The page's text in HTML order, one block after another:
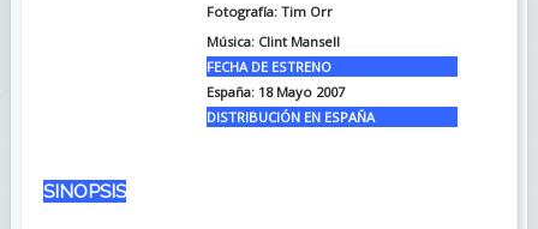
Fotografía: Tim Orr
Música: Clint Mansell
FECHA DE ESTRENO
España: 18 Mayo 2007
DISTRIBUCIÓN EN ESPAÑA
SINOPSIS